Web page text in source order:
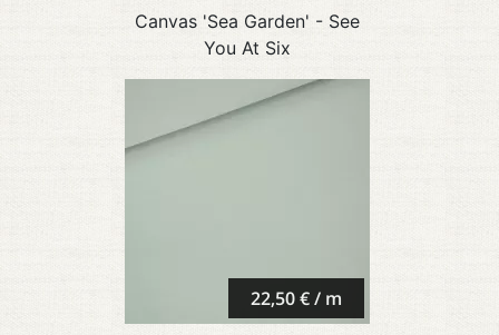
Canvas 'Sea Garden' - See
You At Six
22,50 € / m